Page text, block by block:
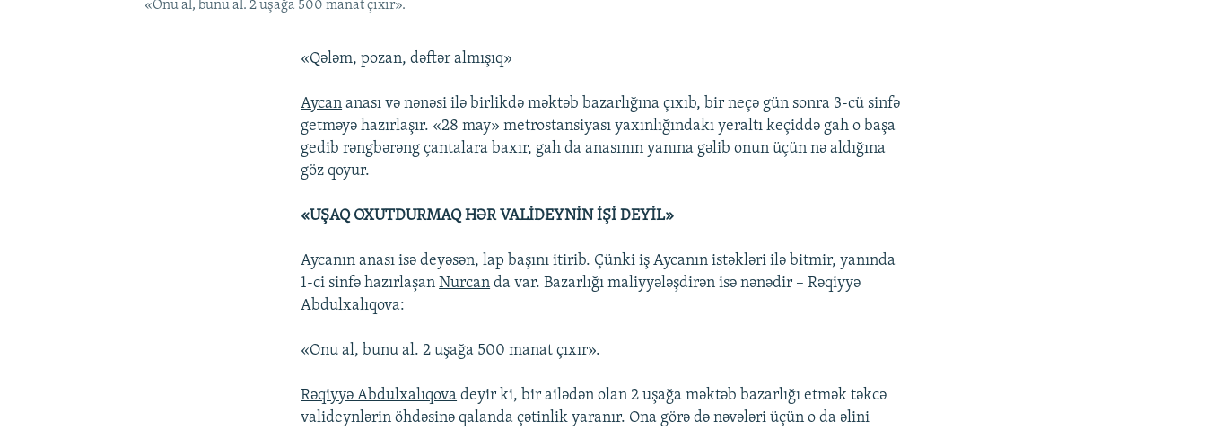
«Onu al, bunu al. 2 uşağa 500 manat çıxır».
«Qələm, pozan, dəftər almışıq»
Aycan anası və nənəsi ilə birlikdə məktəb bazarlığına çıxıb, bir neçə gün sonra 3-cü sinfə
getməyə hazırlaşır. «28 may» metrostansiyası yaxınlığındakı yeraltı keçiddə gah o başa
gedib rəngbərəng çantalara baxır, gah da anasının yanına gəlib onun üçün nə aldığına
göz qoyur.
«UŞAQ OXUTDURMAQ HƏR VALİDEYNİN İŞİ DEYİL»
Aycanın anası isə deyəsən, lap başını itirib. Çünki iş Aycanın istəkləri ilə bitmir, yanında
1-ci sinfə hazırlaşanNurcan da var. Bazarlığı maliyyələşdirən isə nənədir – Rəqiyyə
Abdulxalıqova:
«Onu al, bunu al. 2 uşağa 500 manat çıxır».
Rəqiyyə Abdulxalıqova deyir ki, bir ailədən olan 2 uşağa məktəb bazarlığı etmək təkcə
valideynlərin öhdəsinə qalanda çətinlik yaranır. Ona görə də nəvələri üçün o da əlini